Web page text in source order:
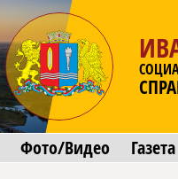
Фото/Видео Газета